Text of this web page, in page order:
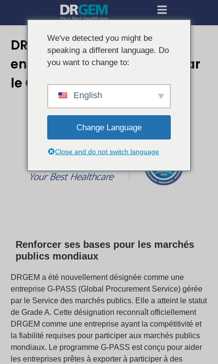
DRGEM désignée comme
entreprise de catégorie A par
le G-PASS
Renforcer ses bases pour les marchés
publics mondiaux
DRGEM a été nouvellement désignée comme une
entreprise G-PASS (Global Procurement Service) gérée
par le Service des marchés publics. Elle a atteint le statut
de Grade A. Cette désignation reconnaît officiellement
DRGEM comme une entreprise ayant la compétitivité et
la fiabilité requises pour participer aux marchés publics
mondiaux. Le programme G-PASS est conçu pour aider
les entreprises prêtes à exporter à participer à des
We've detected you might be
speaking a different language. Do
you want to change to:
English
Change Language
Close and do not switch language